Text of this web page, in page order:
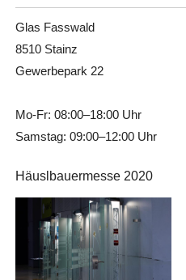
Glas Fasswald
8510 Stainz
Gewerbepark 22
Mo-Fr: 08:00–18:00 Uhr
Samstag: 09:00–12:00 Uhr
Häuslbauermesse 2020